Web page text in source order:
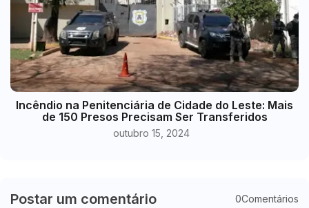
Incêndio na Penitenciária de Cidade do Leste: Mais
de 150 Presos Precisam Ser Transferidos
outubro 15, 2024
Postar um comentário 0Comentários